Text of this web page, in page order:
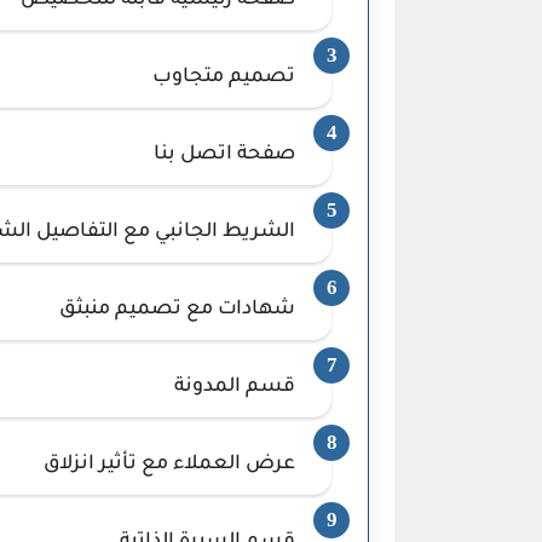
تصميم متجاوب
صفحة اتصل بنا
الشريط الجانبي مع التفاصيل
شهادات مع تصميم منبثق
قسم المدونة
عرض العملاء مع تأثير انزلاق